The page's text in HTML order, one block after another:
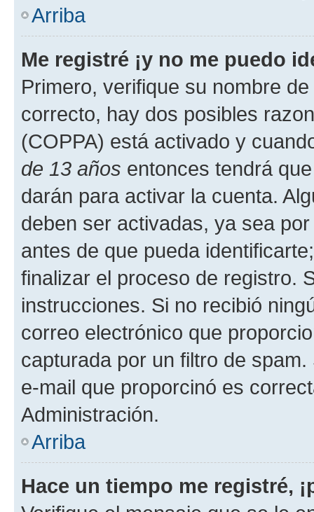
Arriba
Me registré ¡y no me puedo
Primero, verifique su nombre
correcto, hay dos posibles
(COPPA) está activado y
de 13 años entonces tendrá
darán para activar la cuenta.
deben ser activadas, ya sea
antes de que pueda
finalizar el proceso de registro.
instrucciones. Si no recibió
correo electrónico que
capturada por un filtro de
e-mail que proporcinó es
Administración.
Arriba
Hace un tiempo me registré,